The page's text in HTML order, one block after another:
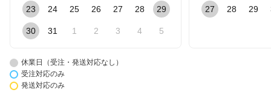
23 24 25 26 27 28 29
30 31 1 2 3 4 5
27 28 29
休業日（受注・発送対応なし）
受注対応のみ
発送対応のみ